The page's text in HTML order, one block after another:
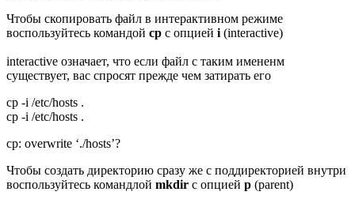
Чтобы скопировать файл в интерактивном режиме
воспользуйтесь командой cp с опцией i (interactive)
interactive означает, что если файл с таким имененм
существует, вас спросят прежде чем затирать его
cp -i /etc/hosts .
cp -i /etc/hosts .
cp: overwrite ‘./hosts’?
Чтобы создать директорию сразу же с поддиректорией внутри
воспользуйтесь командлой mkdir с опцией p (parent)